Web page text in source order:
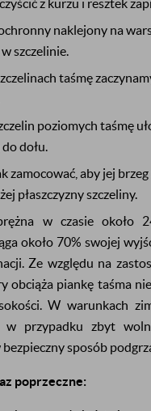
z kurzu i resztek
naklejony na
szczelinie.
taśmę
poziomych taśmę
dołu.
zamocować, aby jej
płaszczyzny szczeliny.
w czasie około
około 70% swojej
Ze względu na
obciąża piankę taśma
W warunkach
w przypadku zbyt
sposób
poprzeczne: